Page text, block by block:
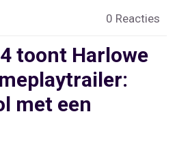
0 Reacties
toont Harlowe
met een